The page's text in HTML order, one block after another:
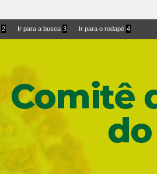
2 Ir para a busca 3 Ir para o rodapé 4